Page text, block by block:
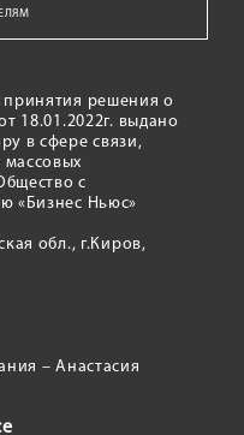
решения о
18.01.2022г. выдано
в сфере связи,
с
«Бизнес Ньюс»
обл., г.Киров,
– Анастасия